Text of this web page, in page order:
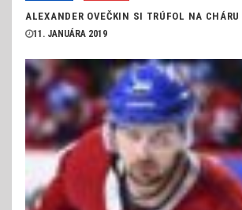
ALEXANDER OVEČKIN SI TRÚFOL NA CHÁRU
11. JANUÁRA 2019